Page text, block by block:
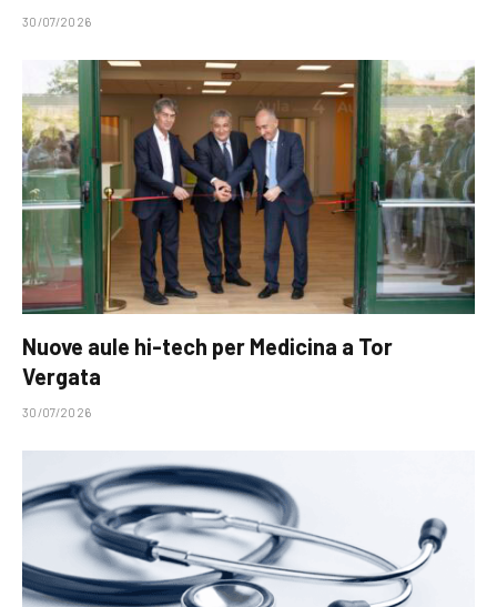
30/07/2026
Nuove aule hi-tech per Medicina a Tor
Vergata
30/07/2026